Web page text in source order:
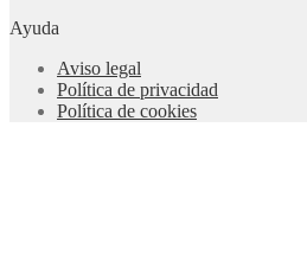
Ayuda
Aviso legal
Política de privacidad
Política de cookies